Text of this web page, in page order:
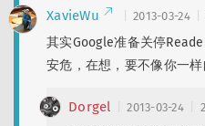
XavieWu 2013-03-24
其实Google准备关停
安危，在想，要不像你一样
Dorgel 2013-03-24